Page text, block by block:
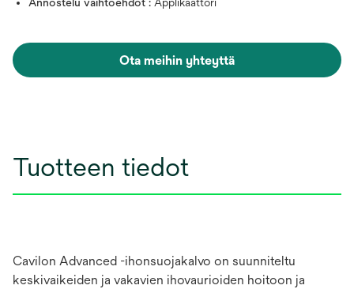
Annostelu vaihtoehdot : Applikaattori
Ota meihin yhteyttä
Tuotteen tiedot
Cavilon Advanced -ihonsuojakalvo on suunniteltu
keskivaikeiden ja vakavien ihovaurioiden hoitoon ja